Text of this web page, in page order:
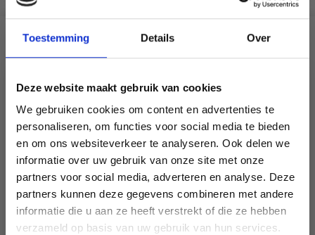
Toestemming Details Over
Deze website maakt gebruik van cookies
We gebruiken cookies om content en advertenties te
personaliseren, om functies voor social media te bieden
en om ons websiteverkeer te analyseren. Ook delen we
informatie over uw gebruik van onze site met onze
partners voor social media, adverteren en analyse. Deze
partners kunnen deze gegevens combineren met andere
informatie die u aan ze heeft verstrekt of die ze hebben
verzameld op basis van uw gebruik van hun services.
VERGELIJKBAAR MET DIT
Économisez jusqu'à 50 %
Soyez le premier à connaître nos soldes et